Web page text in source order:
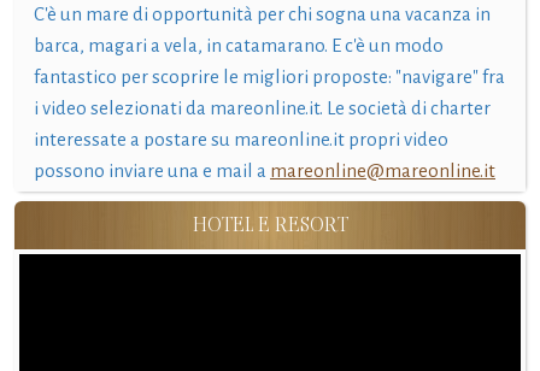
C'è un mare di opportunità per chi sogna una vacanza in
barca, magari a vela, in catamarano. E c'è un modo
fantastico per scoprire le migliori proposte: "navigare" fra
i video selezionati da mareonline.it. Le società di charter
interessate a postare su mareonline.it propri video
possono inviare una e mail a mareonline@mareonline.it
HOTEL E RESORT